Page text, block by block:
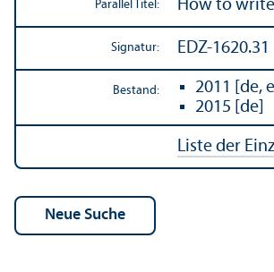
Parallel Titel: How to
Signatur: EDZ-1620.31
Bestand:
2011 [de,
2015 [de]
Liste der